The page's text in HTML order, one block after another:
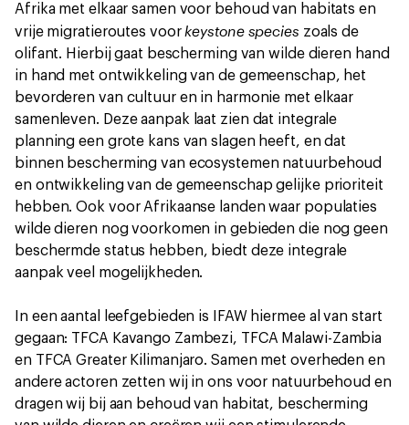
Afrika met elkaar samen voor behoud van habitats en
vrije migratieroutes voor keystone species zoals de
olifant. Hierbij gaat bescherming van wilde dieren hand
in hand met ontwikkeling van de gemeenschap, het
bevorderen van cultuur en in harmonie met elkaar
samenleven. Deze aanpak laat zien dat integrale
planning een grote kans van slagen heeft, en dat
binnen bescherming van ecosystemen natuurbehoud
en ontwikkeling van de gemeenschap gelijke prioriteit
hebben. Ook voor Afrikaanse landen waar populaties
wilde dieren nog voorkomen in gebieden die nog geen
beschermde status hebben, biedt deze integrale
aanpak veel mogelijkheden.
In een aantal leefgebieden is IFAW hiermee al van start
gegaan: TFCA Kavango Zambezi, TFCA Malawi-Zambia
en TFCA Greater Kilimanjaro. Samen met overheden en
andere actoren zetten wij in ons voor natuurbehoud en
dragen wij bij aan behoud van habitat, bescherming